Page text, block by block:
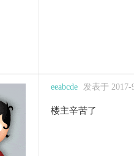
eeabcde 发表于 2017-
楼主辛苦了